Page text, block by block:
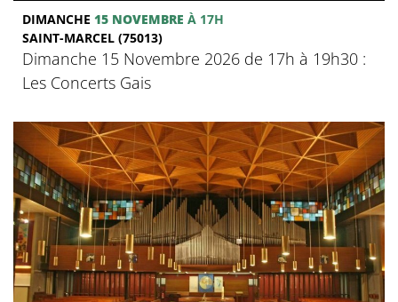
DIMANCHE 15 NOVEMBRE À 17H
SAINT-MARCEL (75013)
Dimanche 15 Novembre 2026 de 17h à 19h30 :
Les Concerts Gais